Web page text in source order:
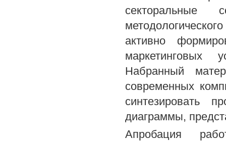
секторальные
активно
маркетинговых
Набранный
современных
синтезировать
диаграммы,
Апробация